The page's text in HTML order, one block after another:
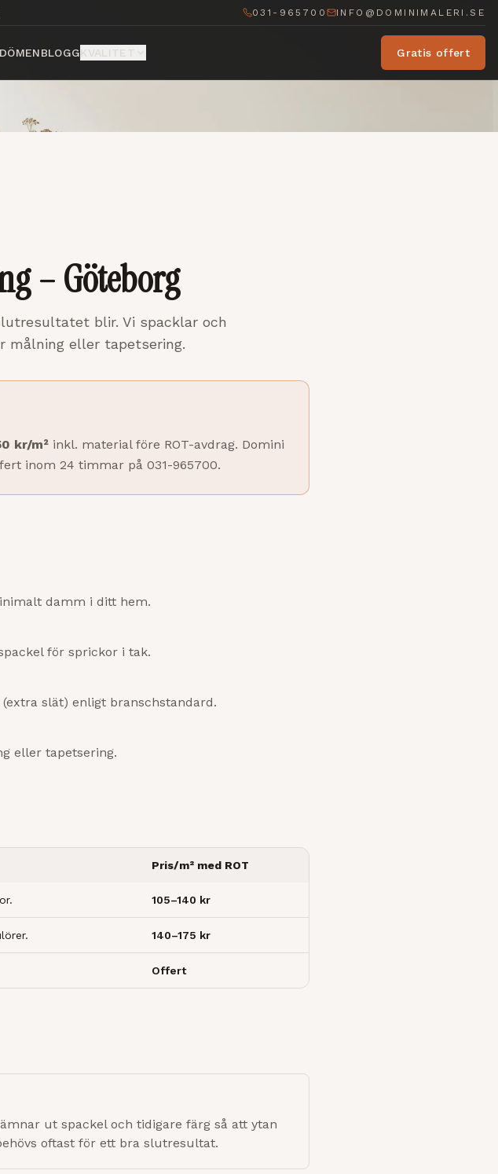
031-965700 INFO@DOMINIMALERI.SE
BLOGGKVALITET Gratis offert
– Göteborg
blir. Vi spacklar och
målning eller tapetsering.
kr/m² inkl. material före ROT-avdrag. Domini
inom 24 timmar på 031-965700.
damm i ditt hem.
för sprickor i tak.
slät) enligt branschstandard.
eller tapetsering.
Pris/m² med ROT
105–140 kr
140–175 kr
Offert
ut spackel och tidigare färg så att ytan
oftast för ett bra slutresultat.